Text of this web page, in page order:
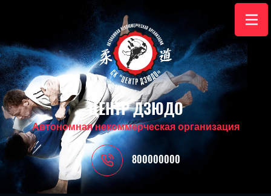
ЦЕНТР ДЗЮДО
Автономная некоммерческая организация
800000000